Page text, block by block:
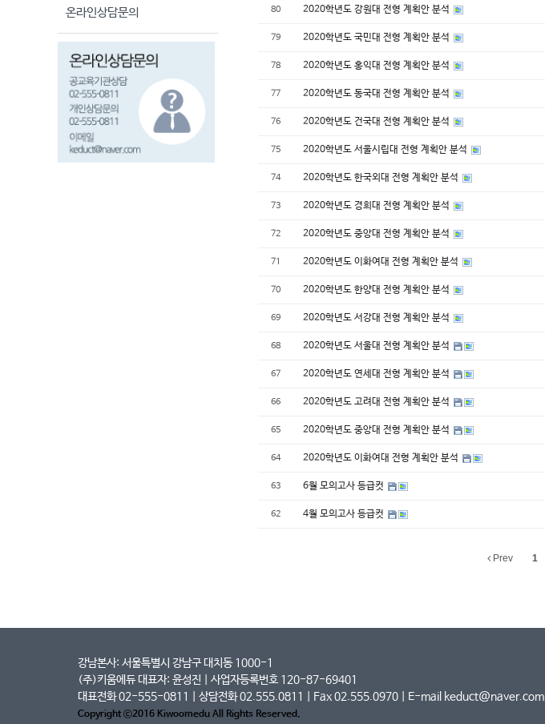
온라인상담문의 80 2020학년도 강원대 전형 계획안 분석
79 2020학년도 국민대 전형 계획안 분석
78 2020학년도 홍익대 전형 계획안 분석
77 2020학년도 동국대 전형 계획안 분석
76 2020학년도 건국대 전형 계획안 분석
75 2020학년도 서울시립대 전형 계획안 분석
74 2020학년도 한국외대 전형 계획안 분석
73 2020학년도 경희대 전형 계획안 분석
72 2020학년도 중앙대 전형 계획안 분석
71 2020학년도 이화여대 전형 계획안 분석
70 2020학년도 한양대 전형 계획안 분석
69 2020학년도 서강대 전형 계획안 분석
68 2020학년도 서울대 전형 계획안 분석
67 2020학년도 연세대 전형 계획안 분석
66 2020학년도 고려대 전형 계획안 분석
65 2020학년도 중앙대 전형 계획안 분석
64 2020학년도 이화여대 전형 계획안 분석
63 6월 모의고사 등급컷
62 ​4월 모의고사 등급컷
Prev 1
강남본사: 서울특별시 강남구 대치동 1000-1
(주)키움에듀 대표자: 윤성진 | 사업자등록번호 120-87-69401
대표전화 02-555-0811 | 상담전화 02.555.0811 | Fax 02.555.0970 | E-mail keduct@naver.com
Copyright ⓒ2016 Kiwoomedu All Rights Reserved.